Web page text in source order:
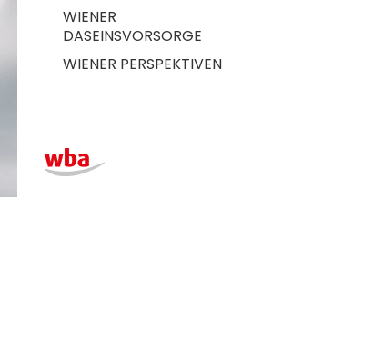
WIENER
DASEINSVORSORGE
WIENER PERSPEKTIVEN